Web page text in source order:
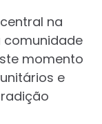
na
comunidade
momento
e